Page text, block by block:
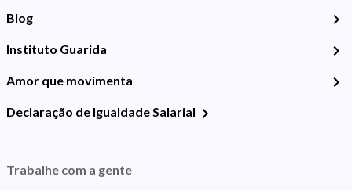
Blog
Instituto Guarida
Amor que movimenta
Declaração de Igualdade Salarial
Trabalhe com a gente